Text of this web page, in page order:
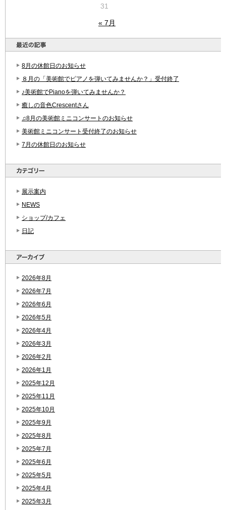
« 7月
31
8月の休館日のお知らせ
８月の「美術館でピアノを弾いてみませんか？」受付終了
♪美術館でPianoを弾いてみませんか？
癒しの音色Crescentさん
♫8月の美術館ミニコンサートのお知らせ
美術館ミニコンサート受付終了のお知らせ
7月の休館日のお知らせ
展示案内
NEWS
ショップ/カフェ
日記
2026年8月
2026年7月
2026年6月
2026年5月
2026年4月
2026年3月
2026年2月
2026年1月
2025年12月
2025年11月
2025年10月
2025年9月
2025年8月
2025年7月
2025年6月
2025年5月
2025年4月
2025年3月